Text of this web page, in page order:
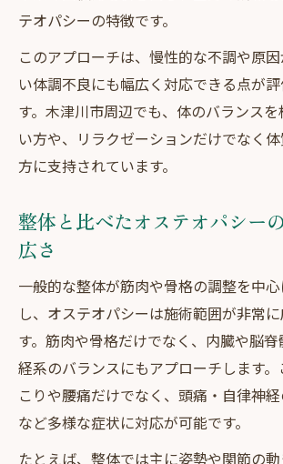
テオパシーの特徴です。
このアプローチは、慢性的な不調や原
い体調不良にも幅広く対応できる点が
す。木津川市周辺でも、体のバランス
い方や、リラクゼーションだけでなく
方に支持されています。
整体と比べたオステオパシー
広さ
一般的な整体が筋肉や骨格の調整を中
し、オステオパシーは施術範囲が非常
す。筋肉や骨格だけでなく、内臓や脳
経系のバランスにもアプローチします
こりや腰痛だけでなく、頭痛・自律神
など多様な症状に対応が可能です。
たとえば、整体では主に姿勢や関節の